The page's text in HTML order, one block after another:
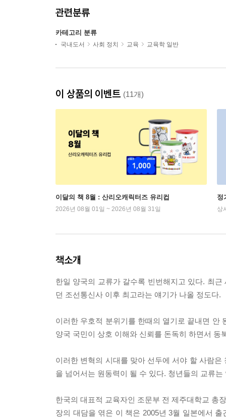
관련분류
카테고리 분류
국내도서 사회 정치 교육 교육학 일반
이 상품의 이벤트 (11개)
이달의 책 8월 : 산리오캐릭터즈 유리컵
2026년 08월 01일 ~ 2026년 08월 31일
정
상
책소개
한일 양국의 교류가 갈수록 빈번해지고 있다. 최
던 조선통신사 이후 최고라는 얘기가 나올 정도다.
이러한 우호적 분위기를 한때의 열기로 끝내면 안
양국 국민이 상호 이해와 신뢰를 돈독히 하면서
이러한 변혁의 시대를 맞아 선두에 서야 할 사람
을 넘어서는 원동력이 될 수 있다. 청년들의 교류
한국의 대표적 교육자인 조문부 전 제주대학교 총
장의 대담을 엮은 이 책은 2005년 3월 일본에서